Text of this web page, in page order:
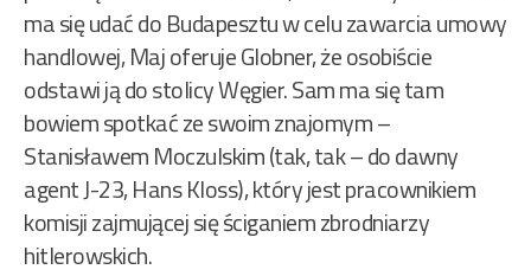
ma się udać do Budapesztu w celu zawarcia umowy
handlowej, Maj oferuje Globner, że osobiście
odstawi ją do stolicy Węgier. Sam ma się tam
bowiem spotkać ze swoim znajomym –
Stanisławem Moczulskim (tak, tak – do dawny
agent J-23, Hans Kloss), który jest pracownikiem
komisji zajmującej się ściganiem zbrodniarzy
hitlerowskich.